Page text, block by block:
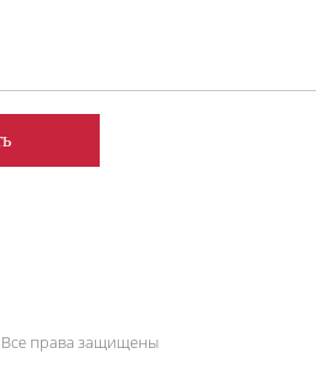
права защищены